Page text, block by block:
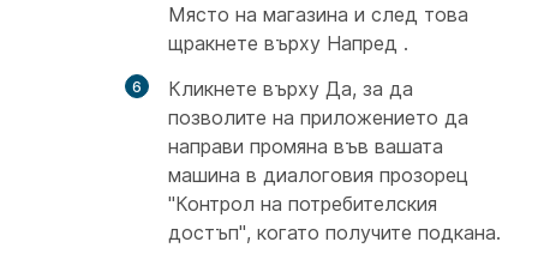
Място на магазина и след това
щракнете върху Напред .
Кликнете върху Да, за да
позволите на приложението да
направи промяна във вашата
машина в диалоговия прозорец
"Контрол на потребителския
достъп", когато получите подкана.